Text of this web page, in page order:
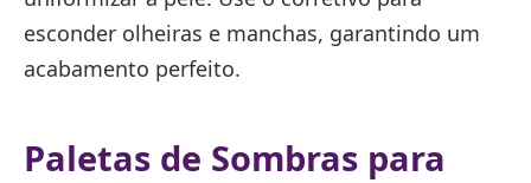
esconder olheiras e manchas, garantindo um
acabamento perfeito.
Paletas de Sombras para